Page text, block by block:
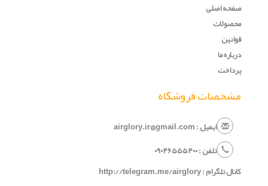
صفحه اصلی
محصولات
قوانین
درباره ما
پرداخت
مشخصات فروشگاه
ایمیل : airglory.ir@gmail.com
تلفن :
۰۹۰۴۶۵۵۵۴۰۰
کانال تلگرام :http://telegram.me/airglory